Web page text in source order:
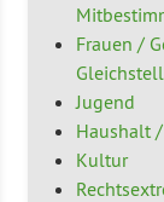
Frauen /
Jugend
Haushalt
Kultur